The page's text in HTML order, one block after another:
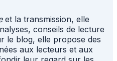
et la transmission, elle
conseils de lecture
le blog, elle propose des
aux lecteurs et aux